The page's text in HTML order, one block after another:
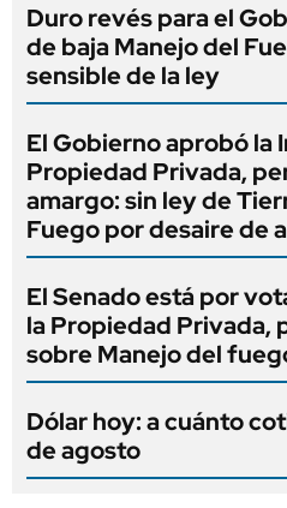
Duro revés para el
de baja Manejo del
sensible de la ley
El Gobierno aprobó la
Propiedad Privada,
amargo: sin ley de
Fuego por desaire de
El Senado está por
la Propiedad Privada,
sobre Manejo del
Dólar hoy: a cuánto
de agosto